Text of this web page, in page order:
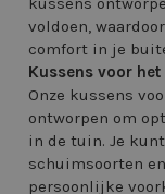
voldoen,
comfort in je
Kussens voor
Onze kussens
ontworpen om
in de tuin. Je
schuimsoorten
persoonlijke